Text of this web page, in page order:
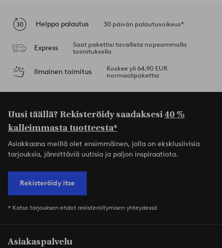
Helppo palautus 30 päivän palautusoikeus*
Express
Saat pakettisi tavallista nopeammalla
toimituksella
Ilmainen toimitus
Koskee yli 64,90 EUR
normaalipakettia
Uusi täällä? Rekisteröidy saadaksesi40 %
kalleimmasta tuotteesta*
Asiakkaana meillä olet ensimmäinen, jolla on eksklusiivisia
tarjouksia, jännittäviä uutisia ja paljon inspiraatiota.
Rekisteröidy itse
* Katso tarjouksen ehdot rekisteröitymisen yhteydessä
Asiakaspalvelu